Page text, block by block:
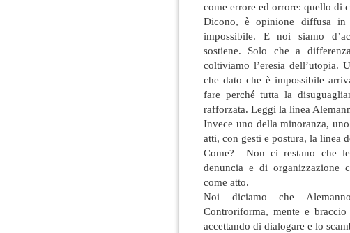
come errore ed orrore: quello di
Dicono, è opinione diffusa in
impossibile. E noi siamo
sostiene. Solo che a
coltiviamo l’eresia dell’utopia.
che dato che è impossibile
fare perché tutta la
rafforzata. Leggi la linea
Invece uno della minoranza,
atti, con gesti e postura, la linea
Come? Non ci restano che
denuncia e di organizzazione
come atto.
Noi diciamo che
Controriforma, mente e
accettando di dialogare e lo